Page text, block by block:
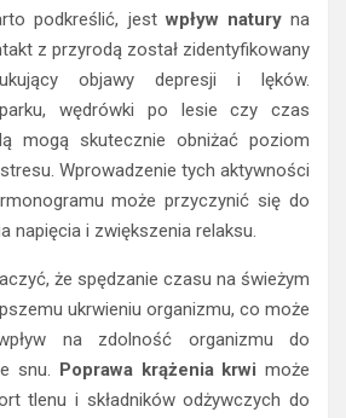
podkreślić, jestwpływ naturyna
z przyrodą został zidentyfikowany
objawy depresji i lęków.
wędrówki po lesie czy czas
mogą skutecznie obniżać poziom
Wprowadzenie tych aktywności
może przyczynić się do
napięcia i zwiększenia relaksu.
że spędzanie czasu na świeżym
ukrwieniu organizmu, co może
na zdolność organizmu do
snu.
Poprawa krążenia krwi może
tlenu i składników odżywczych do